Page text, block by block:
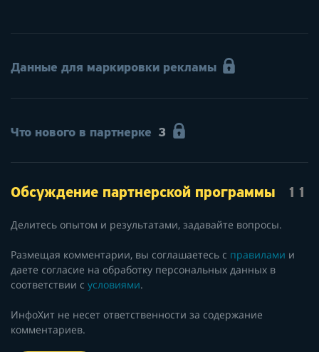
Данные для маркировки рекламы
Что нового в партнерке 3
Обсуждение партнерской программы 11
Делитесь опытом и результатами, задавайте вопросы.
Размещая комментарии, вы соглашаетесь с правилами и
даете согласие на обработку персональных данных в
соответствии с условиями.
ИнфоХит не несет ответственности за содержание
комментариев.